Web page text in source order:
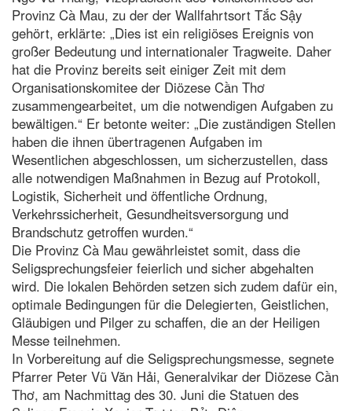
Provinz Cà Mau, zu der der Wallfahrtsort Tắc Sậy
gehört, erklärte: „Dies ist ein religiöses Ereignis von
großer Bedeutung und internationaler Tragweite. Daher
hat die Provinz bereits seit einiger Zeit mit dem
Organisationskomitee der Diözese Cần Thơ
zusammengearbeitet, um die notwendigen Aufgaben zu
bewältigen.“ Er betonte weiter: „Die zuständigen Stellen
haben die ihnen übertragenen Aufgaben im
Wesentlichen abgeschlossen, um sicherzustellen, dass
alle notwendigen Maßnahmen in Bezug auf Protokoll,
Logistik, Sicherheit und öffentliche Ordnung,
Verkehrssicherheit, Gesundheitsversorgung und
Brandschutz getroffen wurden.“
Die Provinz Cà Mau gewährleistet somit, dass die
Seligsprechungsfeier feierlich und sicher abgehalten
wird. Die lokalen Behörden setzen sich zudem dafür ein,
optimale Bedingungen für die Delegierten, Geistlichen,
Gläubigen und Pilger zu schaffen, die an der Heiligen
Messe teilnehmen.
In Vorbereitung auf die Seligsprechungsmesse, segnete
Pfarrer Peter Vũ Văn Hải, Generalvikar der Diözese Cần
Thơ, am Nachmittag des 30. Juni die Statuen des